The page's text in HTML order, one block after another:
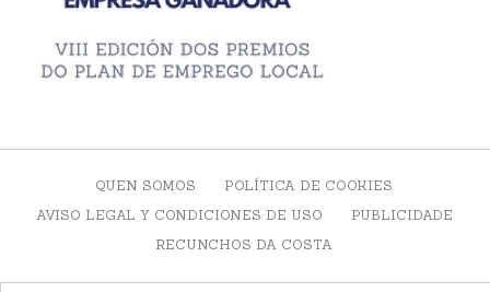
QUEN SOMOS
POLÍTICA DE COOKIES
AVISO LEGAL Y CONDICIONES DE USO
PUBLICIDADE
RECUNCHOS DA COSTA